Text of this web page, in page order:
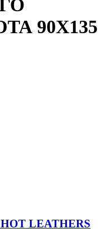
90Х135
LEATHERS